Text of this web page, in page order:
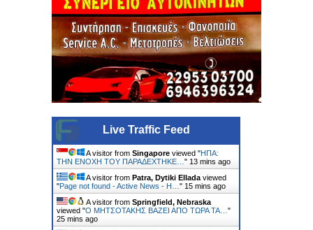
Live Traffic Feed
A visitor from Singapore viewed "ΗΠΑ:
ΤΗΝ ΕΝΟΧH ΤΟΥ ΠΑΡΑΔEΧΤΗΚΕ… " 13 mins ago
A visitor from Patra, Dytiki Ellada viewed
"Page not found - Active News - Η… " 15 mins ago
A visitor from Springfield, Nebraska
viewed "Ο ΜΗΤΣΟΤΑΚΗΣ ΒΑΖΕΙ ΑΠΟ ΤΩΡΑ ΤΑ… "
25 mins ago